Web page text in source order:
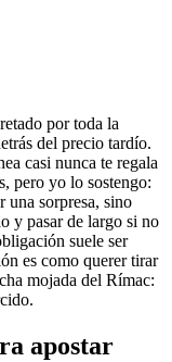
por toda la
del precio tardío.
casi nunca te regala
pero yo lo sostengo:
una sorpresa, sino
y pasar de largo si no
suele ser
es como querer tirar
mojada del Rímac:
apostar